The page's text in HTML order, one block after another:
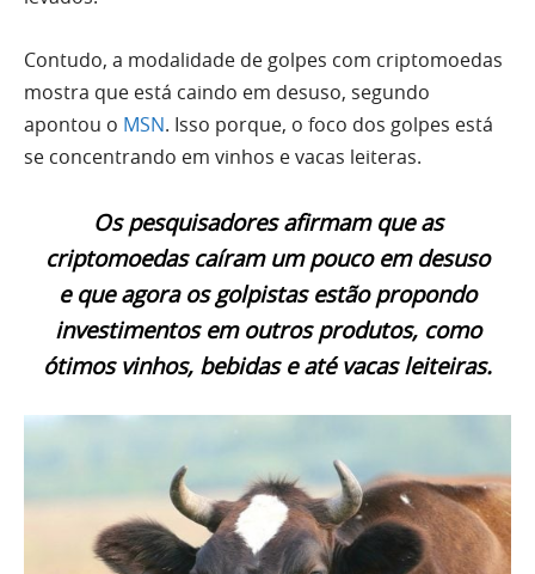
Contudo, a modalidade de golpes com criptomoedas
mostra que está caindo em desuso, segundo
apontou o MSN. Isso porque, o foco dos golpes está
se concentrando em vinhos e vacas leiteras.
Os pesquisadores afirmam que as
criptomoedas caíram um pouco em desuso
e que agora os golpistas estão propondo
investimentos em outros produtos, como
ótimos vinhos, bebidas e até vacas leiteiras.